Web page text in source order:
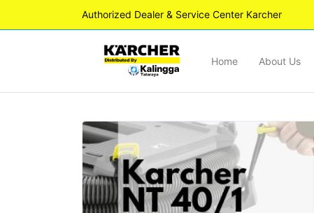
Authorized Dealer & Service Center Karcher
Home About Us